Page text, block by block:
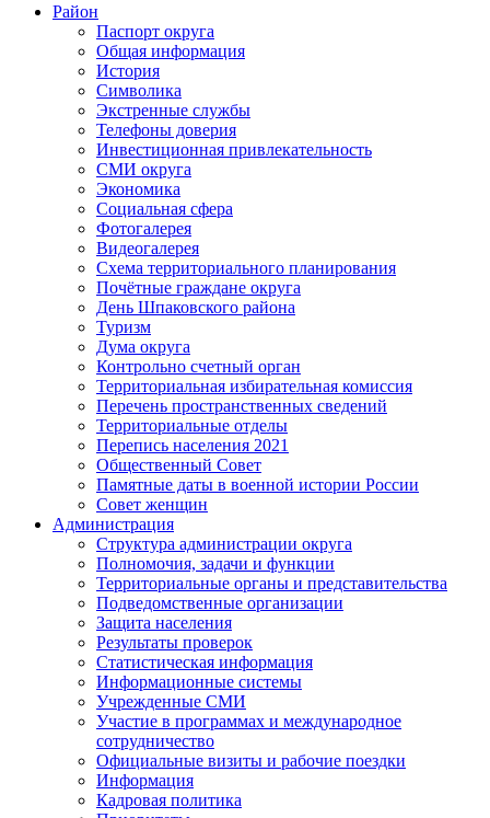
Район
Паспорт округа
Общая информация
История
Символика
Экстренные службы
Телефоны доверия
Инвестиционная привлекательность
СМИ округа
Экономика
Социальная сфера
Фотогалерея
Видеогалерея
Схема территориального планирования
Почётные граждане округа
День Шпаковского района
Туризм
Дума округа
Контрольно счетный орган
Территориальная избирательная комиссия
Перечень пространственных сведений
Территориальные отделы
Перепись населения 2021
Общественный Совет
Памятные даты в военной истории России
Совет женщин
Администрация
Структура администрации округа
Полномочия, задачи и функции
Территориальные органы и представительства
Подведомственные организации
Защита населения
Результаты проверок
Статистическая информация
Информационные системы
Учрежденные СМИ
Участие в программах и международное
сотрудничество
Официальные визиты и рабочие поездки
Информация
Кадровая политика